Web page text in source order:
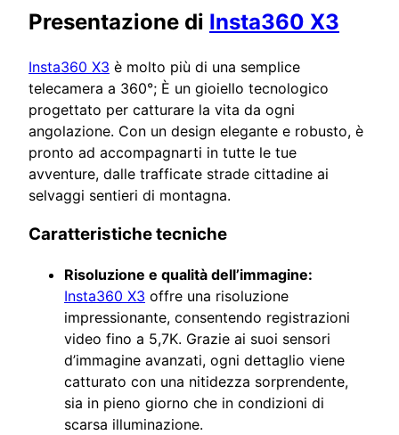
Presentazione di Insta360 X3
Insta360 X3 è molto più di una semplice
telecamera a 360°; È un gioiello tecnologico
progettato per catturare la vita da ogni
angolazione. Con un design elegante e robusto, è
pronto ad accompagnarti in tutte le tue
avventure, dalle trafficate strade cittadine ai
selvaggi sentieri di montagna.
Caratteristiche tecniche
Risoluzione e qualità dell’immagine:
Insta360 X3 offre una risoluzione
impressionante, consentendo registrazioni
video fino a 5,7K. Grazie ai suoi sensori
d’immagine avanzati, ogni dettaglio viene
catturato con una nitidezza sorprendente,
sia in pieno giorno che in condizioni di
scarsa illuminazione.